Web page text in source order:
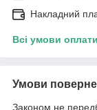
Накладний
Всі умови оплати
Умови
Законом не